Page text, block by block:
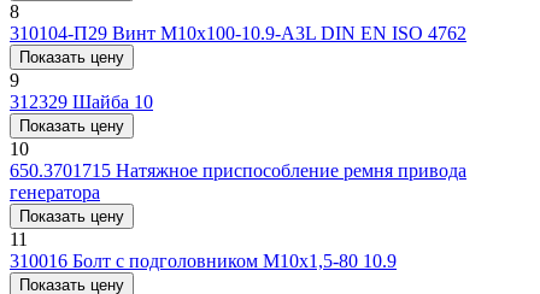
8
310104-П29 Винт M10x100-10.9-A3L DIN EN ISO 4762
Показать цену
9
312329 Шайба 10
Показать цену
10
650.3701715 Натяжное приспособление ремня привода
генератора
Показать цену
11
310016 Болт с подголовником M10x1,5-80 10.9
Показать цену